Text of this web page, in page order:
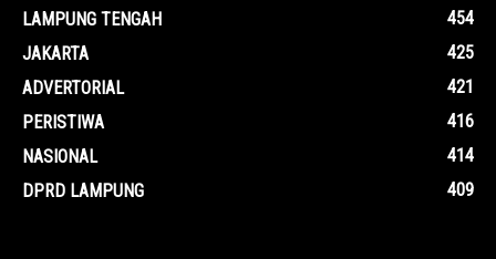
LAMPUNG TENGAH
454
JAKARTA
425
ADVERTORIAL
421
PERISTIWA
416
NASIONAL
414
DPRD LAMPUNG
409